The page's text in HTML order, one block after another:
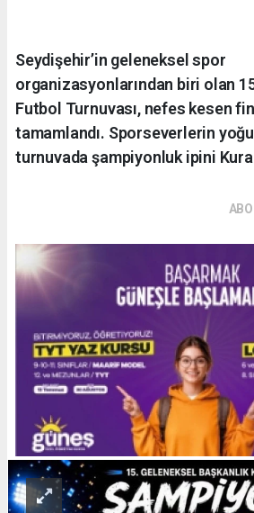
Seydişehir’in geleneksel spor
organizasyonlarından biri olan
Futbol Turnuvası, nefes kesen
tamamlandı. Sporseverlerin
turnuvada şampiyonluk ipini